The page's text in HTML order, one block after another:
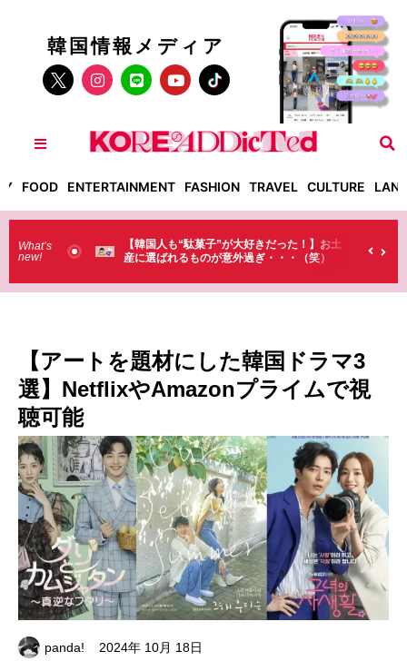
韓国情報メディア
FOOD ENTERTAINMENT FASHION TRAVEL CULTURE
What’s
new!
た！】お土
・（笑）
【そんなものまで買っていくの？】日本のド
ラストで韓国人が買うものがちょっと…
【アートを題材にした韓国ドラマ3
選】NetflixやAmazonプライムで視
聴可能
panda! 2024年 10月 18日